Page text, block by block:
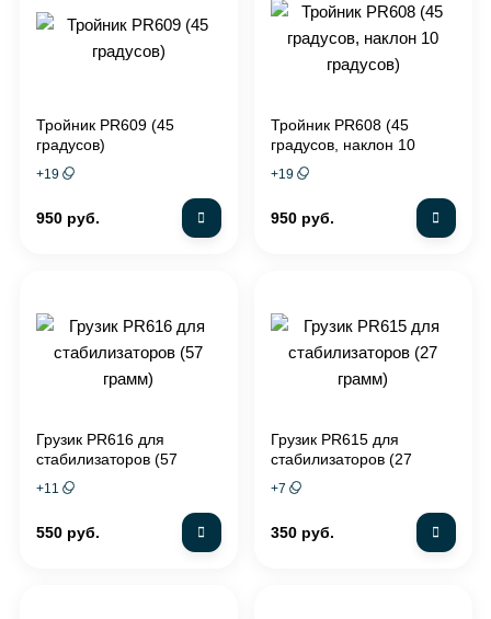
Тройник PR609 (45
градусов)
+19
950 руб.
Тройник PR608 (45
градусов, наклон 10
градусов)
+19
950 руб.
Грузик PR616 для
стабилизаторов (57
грамм)
+11
550 руб.
Грузик PR615 для
стабилизаторов (27
грамм)
+7
350 руб.